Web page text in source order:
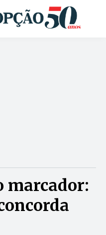
marcador: